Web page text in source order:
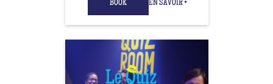
BOOK EN SAVOIR +